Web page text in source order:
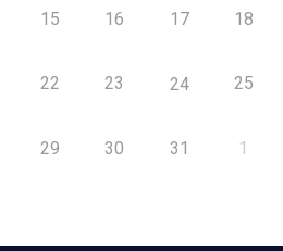
15 16 17 18
22 23 24 25
29 30 31 1